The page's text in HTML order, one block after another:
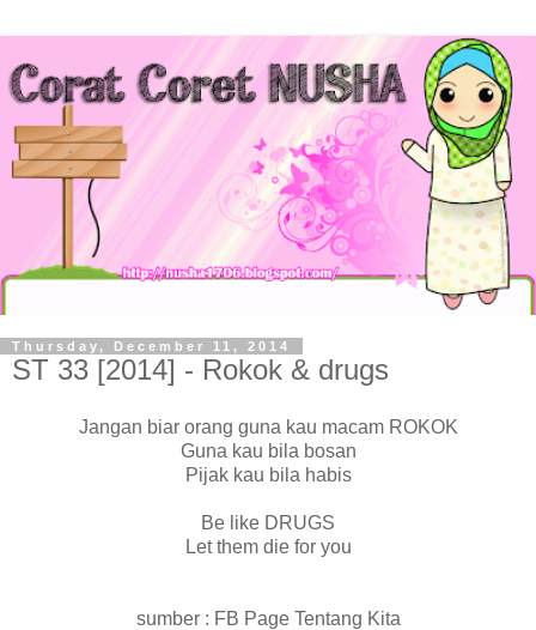
Thursday, December 11, 2014
ST 33 [2014] - Rokok & drugs
Jangan biar orang guna kau macam ROKOK
Guna kau bila bosan
Pijak kau bila habis
Be like DRUGS
Let them die for you
sumber : FB Page Tentang Kita